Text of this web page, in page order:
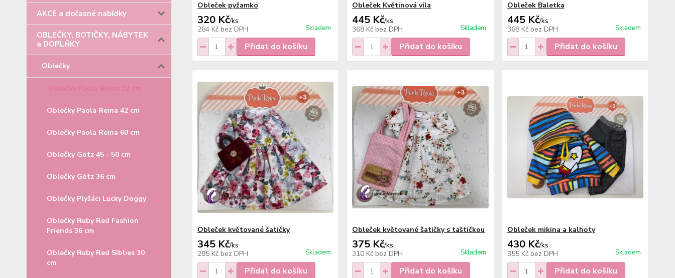
AKCE a dočasné nabídky
OBLEČKY, BOTIČKY, NÁBYTEK
a DOPLŇKY
Oblečky
Oblečky Paola Reina 32 cm
Oblečky Paola Reina 42 cm
Oblečky Paola Reina 60 cm
Oblečky Götz 45 - 50 cm
Oblečky Götz 36 cm
Oblečky Plyšáci Lucky Doggy
Oblečky Ruby Red Fashion
Friends 36 cm
Oblečky Ruby Red Siblies 30
cm
Obleček pyžamko
320 Kč/ks
264 Kč bez DPH Skladem
Přidat do košíku
Obleček Květinová víla
445 Kč/ks
368 Kč bez DPH Skladem
Přidat do košíku
Obleček Baletka
445 Kč/ks
368 Kč bez DPH Skladem
Přidat do košíku
Obleček květované šatičky
345 Kč/ks
285 Kč bez DPH Skladem
Přidat do košíku
Obleček květované šatičky s taštičkou
375 Kč/ks
310 Kč bez DPH Skladem
Přidat do košíku
Obleček mikina a kalhoty
430 Kč/ks
355 Kč bez DPH Skladem
Přidat do košíku